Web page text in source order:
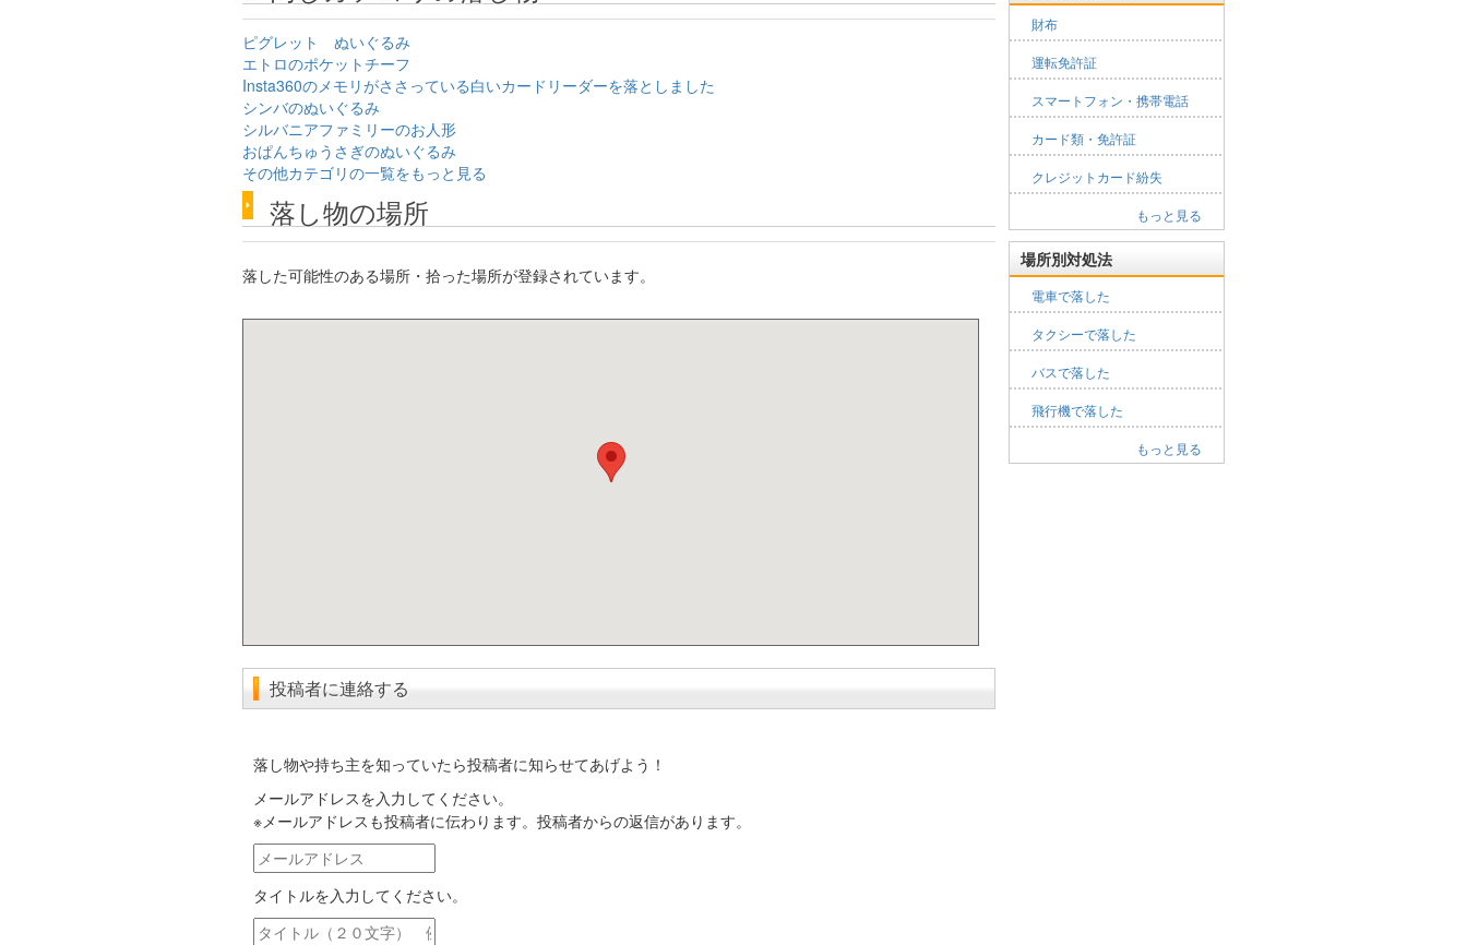
財布
運転免許証
スマートフォン・携帯電話
カード類・免許証
クレジットカード紛失
もっと見る
場所別対処法
電車で落した
タクシーで落した
バスで落した
飛行機で落した
もっと見る
ピグレット ぬいぐるみ
エトロのポケットチーフ
Insta360のメモリがささっている白いカードリーダーを落としました
シンバのぬいぐるみ
シルバニアファミリーのお人形
おぱんちゅうさぎのぬいぐるみ
その他カテゴリの一覧をもっと見る
落し物の場所
落した可能性のある場所・拾った場所が登録されています。
投稿者に連絡する
落し物や持ち主を知っていたら投稿者に知らせてあげよう！
メールアドレスを入力してください。
※メールアドレスも投稿者に伝わります。投稿者からの返信があります。
メ
ー
ル
ア
タイトルを入力してください。
タ